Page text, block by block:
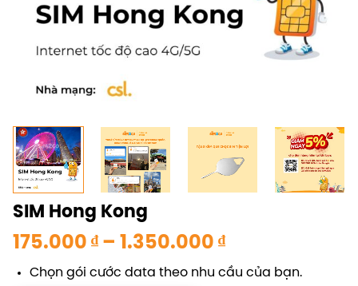
SIM Hong Kong
175.000 ₫ – 1.350.000 ₫Khoảng
giá:
từ
Chọn gói cước data theo nhu cầu của bạn.